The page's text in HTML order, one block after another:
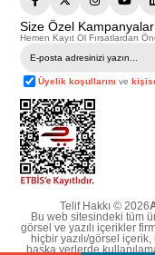
Size Özel Kampanyalar
Hemen Kayıt Ol Fırsatlardan
Üyelik koşullarını ve
Telif Hakkı © 2026
Bu web sitesindeki tüm
görsel ve yazılı içerikler
hiçbir yazılı/görsel
başka yerlerde